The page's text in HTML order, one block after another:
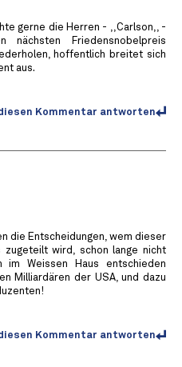
gerne die Herren - ,,Carlson,, -
Friedensnobelpreis
hoffentlich breitet sich
aus.
Kommentar antworten
die Entscheidungen, wem dieser
wird, schon lange nicht
Weissen Haus entschieden
Milliardären der USA, und dazu
Kommentar antworten